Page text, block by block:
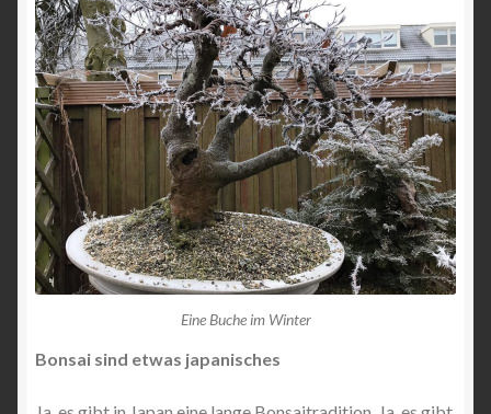
Eine Buche im Winter
Bonsai sind etwas japanisches